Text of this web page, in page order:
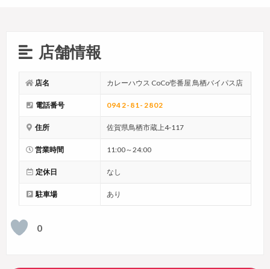
店舗情報
店名 カレーハウス CoCo壱番屋 鳥栖バイパス店
電話番号 0942-81-2802
住所 佐賀県鳥栖市蔵上4-117
営業時間 11:00～24:00
定休日 なし
駐車場 あり
0